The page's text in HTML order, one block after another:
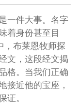
一件大事。名字
着身份甚至目
，布莱恩牧师探
文，这段经文揭
格。当我们正确
接近他的宝座，
。